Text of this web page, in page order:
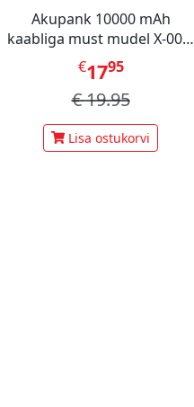
Akupank 10000 mAh
kaabliga must mudel X-001,
Mini Berry
€1795
€19.95
Lisa ostukorvi